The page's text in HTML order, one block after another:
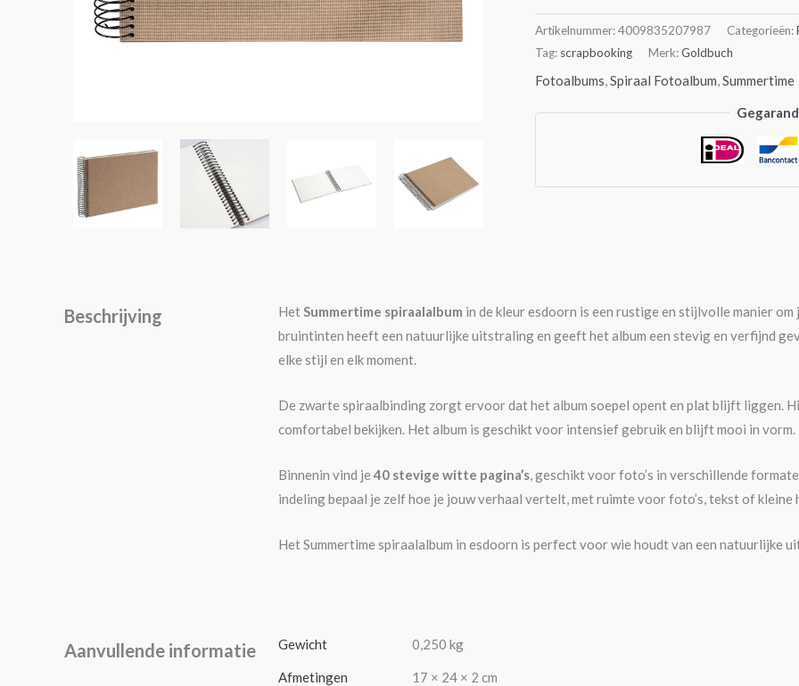
Artikelnummer:4009835207987 Categorieën:
Tag: scrapbooking Merk:Goldbuch
Fotoalbums,Spiraal Fotoalbum,Summertime
Beschrijving HetSummertime spiraalalbum in de kleur esdoorn is een rustige en stijlvolle manier
bruintinten heeft een natuurlijke uitstraling en geeft het album een stevig en verfijnd
elke stijl en elk moment.
De zwarte spiraalbinding zorgt ervoor dat het album soepel opent en plat blijft liggen.
comfortabel bekijken. Het album is geschikt voor intensief gebruik en blijft mooi in vorm.
Binnenin vind je 40 stevige witte pagina’s, geschikt voor foto’s in verschillende
indeling bepaal je zelf hoe je jouw verhaal vertelt, met ruimte voor foto’s, tekst of kleine
Het Summertime spiraalalbum in esdoorn is perfect voor wie houdt van een natuurlijke
Aanvullende informatie Gewicht 0,250 kg
Afmetingen 17 × 24 × 2 cm